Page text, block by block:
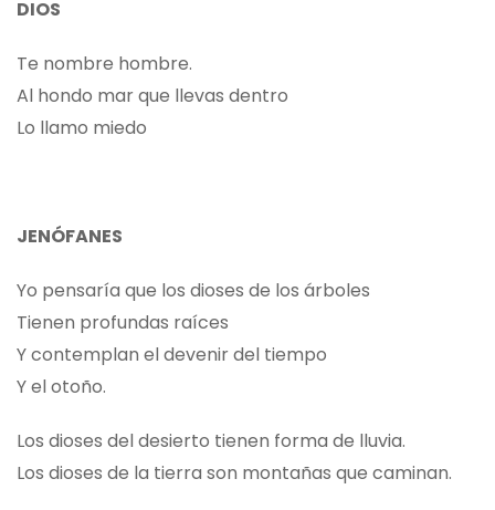
DIOS
Te nombre hombre.
Al hondo mar que llevas dentro
Lo llamo miedo
JENÓFANES
Yo pensaría que los dioses de los árboles
Tienen profundas raíces
Y contemplan el devenir del tiempo
Y el otoño.
Los dioses del desierto tienen forma de lluvia.
Los dioses de la tierra son montañas que caminan.